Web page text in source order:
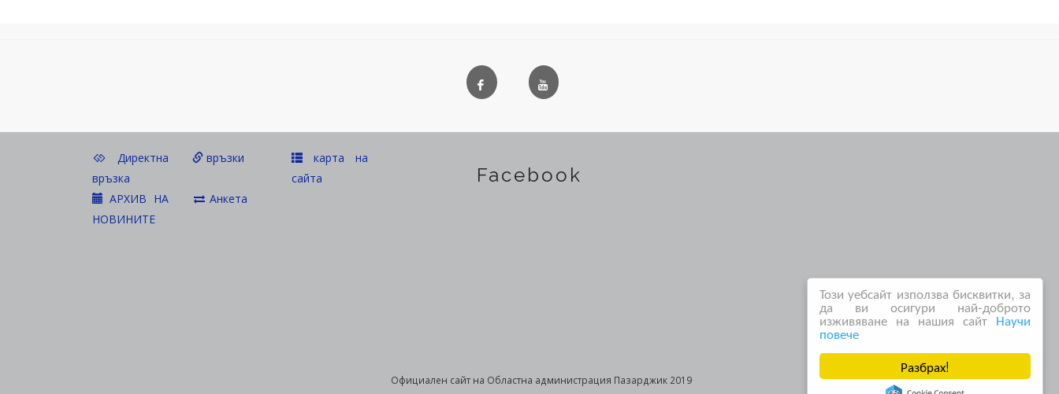
Разбрах!
Този уебсайт използва бисквитки, за
да ви осигури най-доброто
изживяване на нашия сайт Научи
повече
Директна
връзка
връзки
карта на
сайта
АРХИВ НА
НОВИНИТЕ
Анкета
Facebook
Официален сайт на Областна администрация Пазарджик 2019